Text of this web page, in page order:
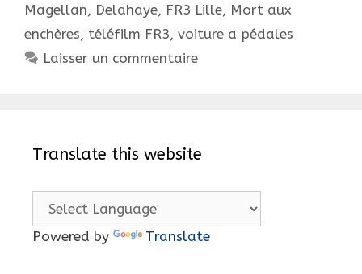
FR3
Magellan, Delahaye, FR3 Lille, Mort aux
enchères, téléfilm FR3, voiture a pédales
Laisser un commentaire
Translate this website
Powered by Translate